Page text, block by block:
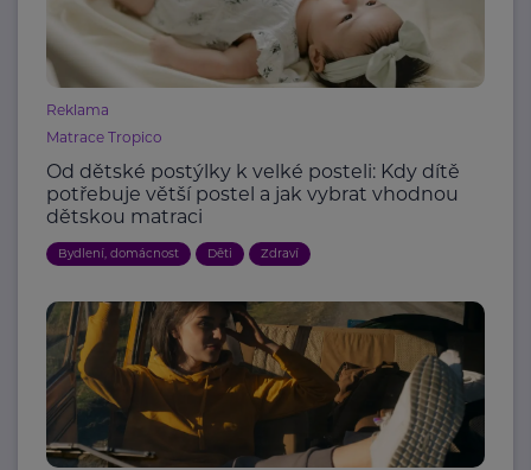
Reklama
Matrace Tropico
Od dětské postýlky k velké posteli: Kdy dítě
potřebuje větší postel a jak vybrat vhodnou
dětskou matraci
Bydlení, domácnost Děti Zdraví